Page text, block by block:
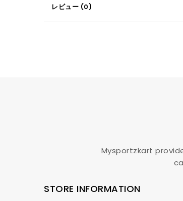
レビュー (0)
Mysportzkart
STORE INFORMATION